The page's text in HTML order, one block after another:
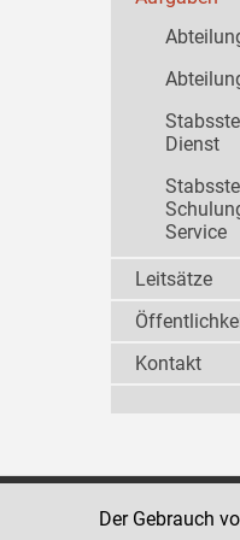
Dienst
Service
Leitsätze
Kontakt
Der Gebrauch